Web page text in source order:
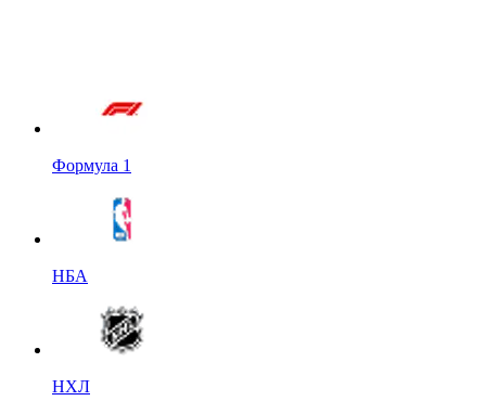
Формула 1
НБА
НХЛ